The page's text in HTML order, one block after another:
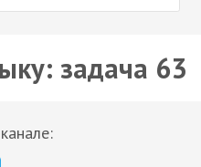
задача 63